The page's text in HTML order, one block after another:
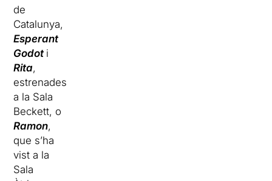
de
Catalunya,
Esperant
Godot i
Rita,
estrenades
a la Sala
Beckett, o
Ramon,
que s’ha
vist a la
Sala